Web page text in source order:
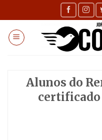
to
content
Alunos do
certificado